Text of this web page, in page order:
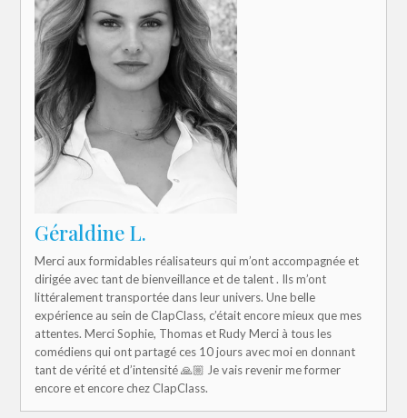
Géraldine L.
Merci aux formidables réalisateurs qui m’ont accompagnée et
dirigée avec tant de bienveillance et de talent . Ils m’ont
littéralement transportée dans leur univers. Une belle
expérience au sein de ClapClass, c’était encore mieux que mes
attentes. Merci Sophie, Thomas et Rudy Merci à tous les
comédiens qui ont partagé ces 10 jours avec moi en donnant
tant de vérité et d’intensité 🙏🏼 Je vais revenir me former
encore et encore chez ClapClass.